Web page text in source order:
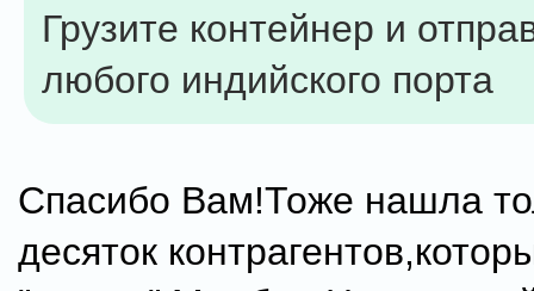
Грузите контейнер и
любого индийского порта
Спасибо Вам!Тоже нашла
десяток